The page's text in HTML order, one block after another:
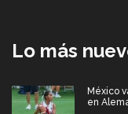
Lo más
México
en